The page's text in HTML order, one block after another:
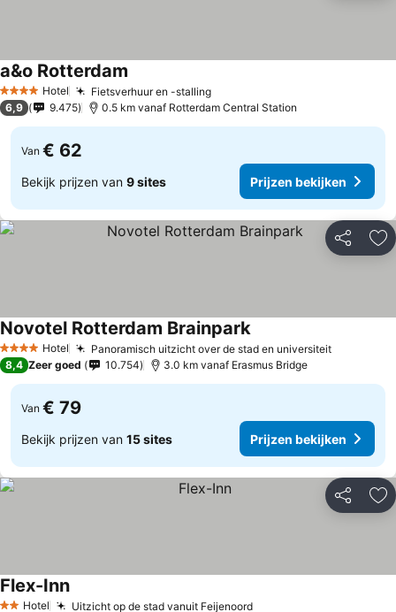
4 SterrenHotel Fietsverhuur en -stalling
a&o Rotterdam
6,9 9.475 0.5 km vanaf Rotterdam Central Station
Van € 62
Bekijk prijzen van 9 sites Prijzen bekijken
Delen
4 SterrenHotel Panoramisch uitzicht over de stad en universiteit
Novotel Rotterdam Brainpark
8,4 Zeer goed 10.754 3.0 km vanaf Erasmus Bridge
Van € 79
Bekijk prijzen van 15 sites Prijzen bekijken
Delen
Hotel Uitzicht op de stad vanuit Feijenoord
Flex-Inn